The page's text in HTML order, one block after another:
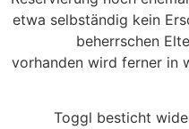
etwa selbständig kein
beherrschen
vorhanden wird ferner in
Toggl besticht